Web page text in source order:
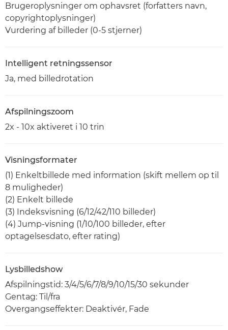
Brugeroplysninger om ophavsret (forfatters navn,
copyrightoplysninger)
Vurdering af billeder (0-5 stjerner)
Intelligent retningssensor
Ja, med billedrotation
Afspilningszoom
2x - 10x aktiveret i 10 trin
Visningsformater
(1) Enkeltbillede med information (skift mellem op til
8 muligheder)
(2) Enkelt billede
(3) Indeksvisning (6/12/42/110 billeder)
(4) Jump-visning (1/10/100 billeder, efter
optagelsesdato, efter rating)
Lysbilledshow
Afspilningstid: 3/4/5/6/7/8/9/10/15/30 sekunder
Gentag: Til/fra
Overgangseffekter: Deaktivér, Fade